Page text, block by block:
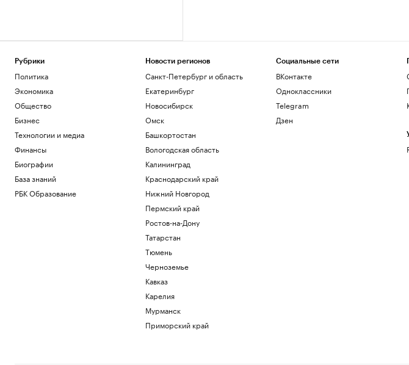
Рубрики
Политика
Экономика
Общество
Бизнес
Технологии и медиа
Финансы
Биографии
База знаний
РБК Образование
Новости регионов
Санкт-Петербург и область
Екатеринбург
Новосибирск
Омск
Башкортостан
Вологодская область
Калининград
Краснодарский край
Нижний Новгород
Пермский край
Ростов-на-Дону
Татарстан
Тюмень
Черноземье
Кавказ
Карелия
Мурманск
Приморский край
Социальные сети
ВКонтакте
Одноклассники
Telegram
Дзен